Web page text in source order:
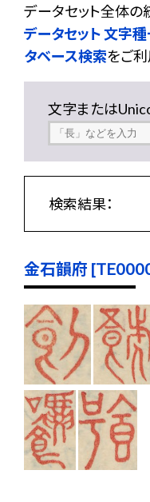
データセット全体の
データセット 文字
タベース検索をご利
文字または
検索結果：
金石韻府